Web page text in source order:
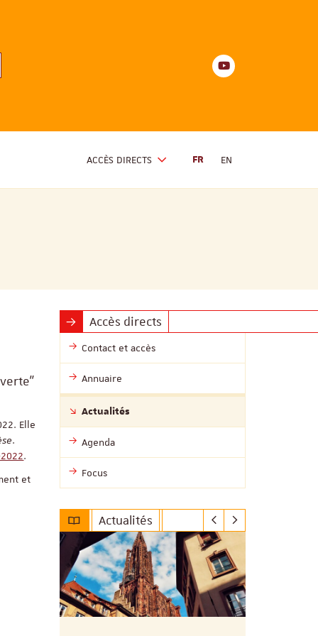
Youtube
ACCÈS DIRECTS FR EN
Elle
.
.
et
Accès directs
Contact et accès
Annuaire
Actualités
Agenda
Focus
Actualités